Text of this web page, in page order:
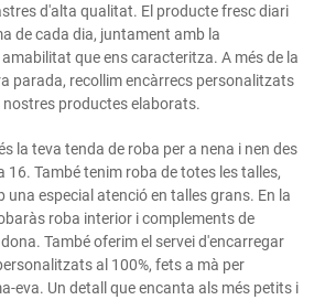
d'alta qualitat. El producte fresc diari
de cada dia, juntament amb la
que ens caracteritza. A més de la
parada, recollim encàrrecs personalitzats
nostres productes elaborats.
la teva tenda de roba per a nena i nen des
16. També tenim roba de totes les talles,
una especial atenció en talles grans. En la
roba interior i complements de
També oferim el servei d'encarregar
al 100%, fets a mà per
eva. Un detall que encanta als més petits i